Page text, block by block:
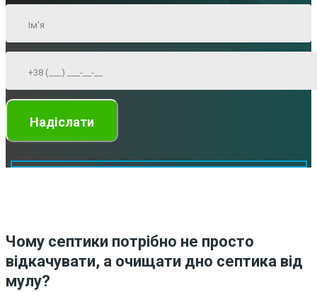
Чому септики потрібно не просто
відкачувати, а очищати дно септика від
мулу?